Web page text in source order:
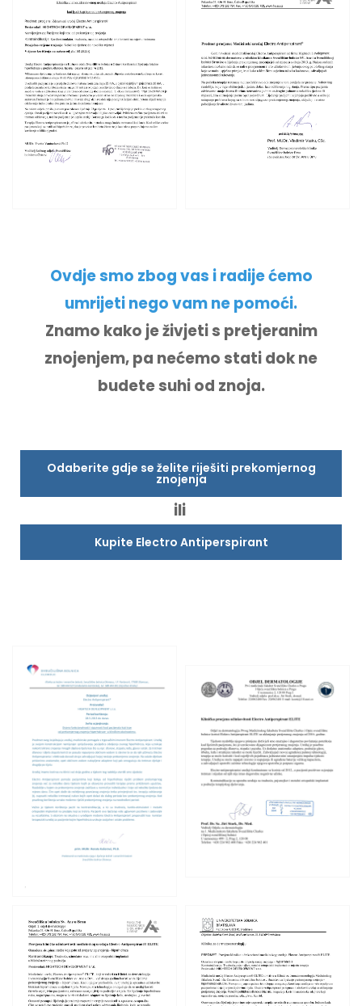
Ovdje smo zbog vas i radije ćemo
umrijeti nego vam ne pomoći.
Znamo kako je živjeti s pretjeranim
znojenjem, pa nećemo stati dok ne
budete suhi od znoja.
Odaberite gdje se želite riješiti prekomjernog
znojenja
ili
Kupite Electro Antiperspirant